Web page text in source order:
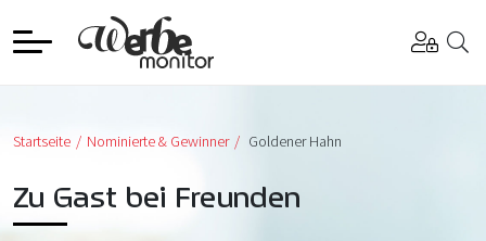
Startseite Nominierte & Gewinner Goldener Hahn
Zu Gast bei Freunden